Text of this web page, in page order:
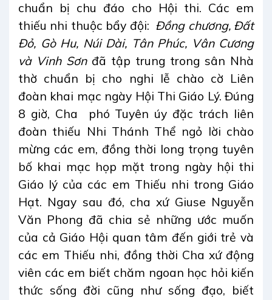
chuẩn bị chu đáo cho Hội thi. Các em
thiếu nhi thuộc bẩy đội: Đồng chương, Đất
Đỏ, Gò Hu, Núi Dài, Tân Phúc, Vân Cương
và Vinh Sơn đã tập trung trong sân Nhà
thờ chuẩn bị cho nghi lễ chào cờ Liên
đoàn khai mạc ngày Hội Thi Giáo Lý. Đúng
8 giờ, Cha
phó Tuyên úy đặc trách liên
đoàn thiếu Nhi Thánh Thể ngỏ lời chào
mừng các em, đồng thời long trọng tuyên
bố khai mạc họp mặt trong ngày hội thi
Giáo lý của các em Thiếu nhi trong Giáo
Hạt. Ngay sau đó, cha xứ Giuse Nguyễn
Văn Phong đã chia sẻ những ước muốn
của cả Giáo Hội quan tâm đến giới trẻ và
các em Thiếu nhi, đồng thời Cha xứ động
viên các em biết chăm ngoan học hỏi kiến
thức sống đời cũng như sống đạo, biết